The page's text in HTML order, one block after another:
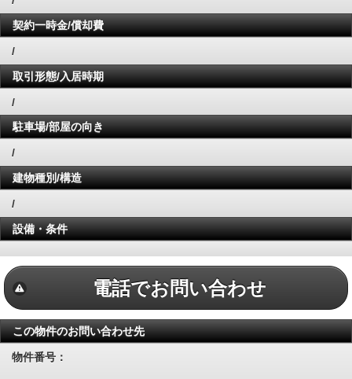
契約一時金/償却費
/
取引形態/入居時期
/
駐車場/部屋の向き
/
建物種別/構造
/
設備・条件
電話でお問い合わせ
この物件のお問い合わせ先
物件番号：